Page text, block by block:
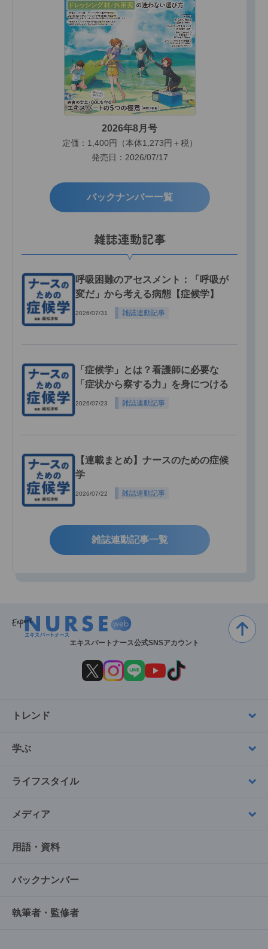
2026年8月号
定価：1,400円（本体1,273円＋税）
発売日：2026/07/17
バックナンバー一覧
雑誌連動記事
呼吸困難のアセスメント：「呼吸が
変だ」から考える病態【症候学】
2026/07/31 雑誌連動記事
「症候学」とは？看護師に必要な
「症状から察する力」を身につける
2026/07/23 雑誌連動記事
【連載まとめ】ナースのための症候
学
2026/07/22 雑誌連動記事
雑誌連動記事一覧
エキスパートナース公式SNSアカウント
トレンド
学ぶ
ライフスタイル
メディア
用語・資料
バックナンバー
執筆者・監修者